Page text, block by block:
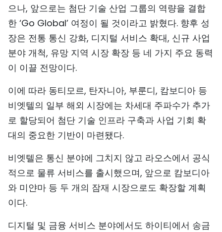
으나, 앞으로는 첨단 기술 산업 그룹의 역량을 결합
한 ‘Go Global’ 여정이 될 것이라고 밝혔다. 향후 성
장은 전통 통신 강화, 디지털 서비스 확대, 신규 사업
분야 개척, 유망 지역 시장 확장 등 네 가지 주요 동력
이 이끌 전망이다.
이에 따라 동티모르, 탄자니아, 부룬디, 캄보디아 등
비엣텔의 일부 해외 시장에는 차세대 주파수가 추가
로 할당되어 첨단 기술 인프라 구축과 사업 기회 확
대의 중요한 기반이 마련됐다.
비엣텔은 통신 분야에 그치지 않고 라오스에서 공식
적으로 물류 서비스를 출시했으며, 앞으로 캄보디아
와 미얀마 등 두 개의 잠재 시장으로도 확장할 계획
이다.
디지털 및 금융 서비스 분야에서도 하이티에서 송금